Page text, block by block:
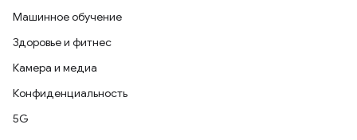
Машинное обучение
Здоровье и фитнес
Камера и медиа
Конфиденциальность
5G